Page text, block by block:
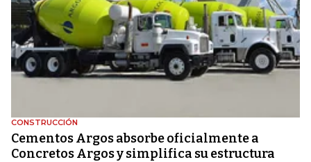
CONSTRUCCIÓN
Cementos Argos absorbe oficialmente a
Concretos Argos y simplifica su estructura